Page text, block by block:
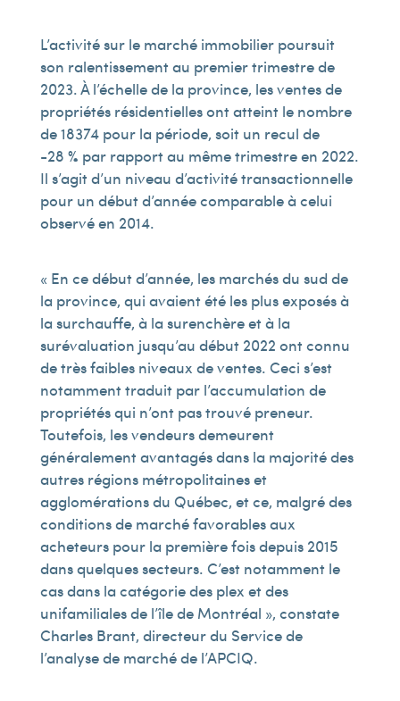
L’activité sur le marché immobilier poursuit
son ralentissement au premier trimestre de
2023. À l’échelle de la province, les ventes de
propriétés résidentielles ont atteint le nombre
de 18 374 pour la période, soit un recul de
-28 % par rapport au même trimestre en 2022.
Il s’agit d’un niveau d’activité transactionnelle
pour un début d’année comparable à celui
observé en 2014.
« En ce début d’année, les marchés du sud de
la province, qui avaient été les plus exposés à
la surchauffe, à la surenchère et à la
surévaluation jusqu’au début 2022 ont connu
de très faibles niveaux de ventes. Ceci s’est
notamment traduit par l’accumulation de
propriétés qui n’ont pas trouvé preneur.
Toutefois, les vendeurs demeurent
généralement avantagés dans la majorité des
autres régions métropolitaines et
agglomérations du Québec, et ce, malgré des
conditions de marché favorables aux
acheteurs pour la première fois depuis 2015
dans quelques secteurs. C’est notamment le
cas dans la catégorie des plex et des
unifamiliales de l’île de Montréal », constate
Charles Brant, directeur du Service de
l’analyse de marché de l’APCIQ.